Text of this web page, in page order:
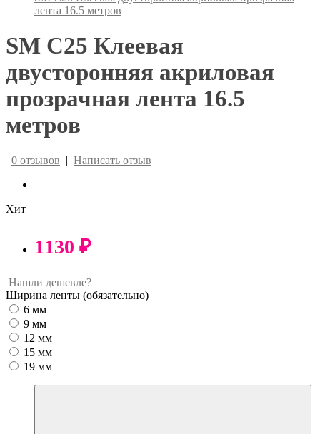
лента 16.5 метров
SM C25 Клеевая
двусторонняя акриловая
прозрачная лента 16.5
метров
0 отзывов | Написать отзыв
Хит
1130 ₽
Нашли дешевле?
Ширина ленты (обязательно)
6 мм
9 мм
12 мм
15 мм
19 мм